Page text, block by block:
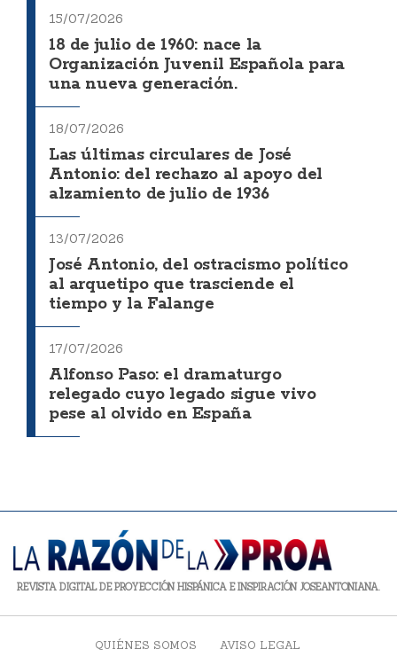
15/07/2026
18 de julio de 1960: nace la
Organización Juvenil Española para
una nueva generación.
18/07/2026
Las últimas circulares de José
Antonio: del rechazo al apoyo del
alzamiento de julio de 1936
13/07/2026
José Antonio, del ostracismo político
al arquetipo que trasciende el
tiempo y la Falange
17/07/2026
Alfonso Paso: el dramaturgo
relegado cuyo legado sigue vivo
pese al olvido en España
REVISTA DIGITAL DE PROYECCIÓN HISPÁNICA E INSPIRACIÓN JOSEANTONIANA.
QUIÉNES SOMOS AVISO LEGAL